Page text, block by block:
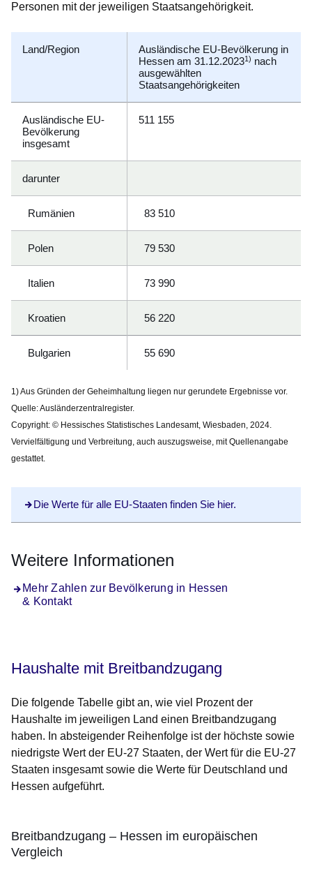
Personen mit der jeweiligen Staatsangehörigkeit.
Land/Region
Ausländische EU-Bevölkerung in
Hessen am 31.12.20231) nach
ausgewählten
Staatsangehörigkeiten
Ausländische EU-
Bevölkerung
insgesamt
511 155
darunter
Rumänien 83 510
Polen 79 530
Italien 73 990
Kroatien 56 220
Bulgarien 55 690
1) Aus Gründen der Geheimhaltung liegen nur gerundete Ergebnisse vor.
Quelle: Ausländerzentralregister.
Copyright: © Hessisches Statistisches Landesamt, Wiesbaden, 2024.
Vervielfältigung und Verbreitung, auch auszugsweise, mit Quellenangabe
gestattet.
Die Werte für alle EU-Staaten finden Sie hier.
Weitere Informationen
Mehr Zahlen zur Bevölkerung in Hessen
& Kontakt
Haushalte mit Breitbandzugang
Die folgende Tabelle gibt an, wie viel Prozent der
Haushalte im jeweiligen Land einen Breitbandzugang
haben. In absteigender Reihenfolge ist der höchste sowie
niedrigste Wert der EU-27 Staaten, der Wert für die EU-27
Staaten insgesamt sowie die Werte für Deutschland und
Hessen aufgeführt.
Breitbandzugang – Hessen im europäischen
Vergleich